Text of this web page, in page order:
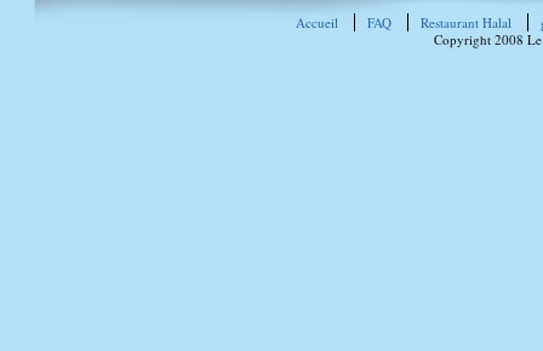
Accueil FAQ Restaurant Halal
Copyright 2008